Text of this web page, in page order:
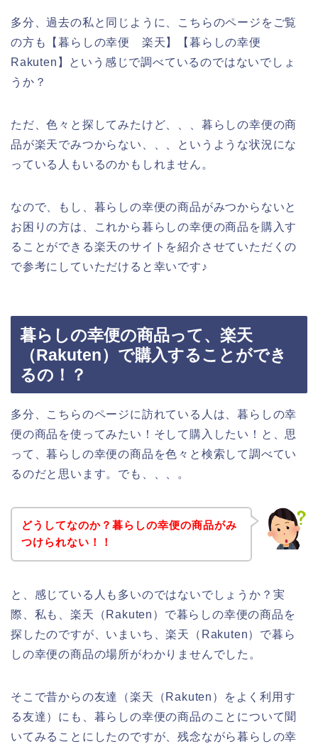
多分、過去の私と同じように、こちらのページをご覧
の方も【暮らしの幸便 楽天】【暮らしの幸便
Rakuten】という感じで調べているのではないでしょ
うか？
ただ、色々と探してみたけど、、、暮らしの幸便の商
品が楽天でみつからない、、、というような状況にな
っている人もいるのかもしれません。
なので、もし、暮らしの幸便の商品がみつからないと
お困りの方は、これから暮らしの幸便の商品を購入す
ることができる楽天のサイトを紹介させていただくの
で参考にしていただけると幸いです♪
暮らしの幸便の商品って、楽天
（Rakuten）で購入することができ
るの！？
多分、こちらのページに訪れている人は、暮らしの幸
便の商品を使ってみたい！そして購入したい！と、思
って、暮らしの幸便の商品を色々と検索して調べてい
るのだと思います。でも、、、。
どうしてなのか？暮らしの幸便の商品がみ
つけられない！！
と、感じている人も多いのではないでしょうか？実
際、私も、楽天（Rakuten）で暮らしの幸便の商品を
探したのですが、いまいち、楽天（Rakuten）で暮ら
しの幸便の商品の場所がわかりませんでした。
そこで昔からの友達（楽天（Rakuten）をよく利用す
る友達）にも、暮らしの幸便の商品のことについて聞
いてみることにしたのですが、残念ながら暮らしの幸